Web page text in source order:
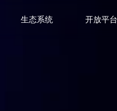
生态系统 开放平台